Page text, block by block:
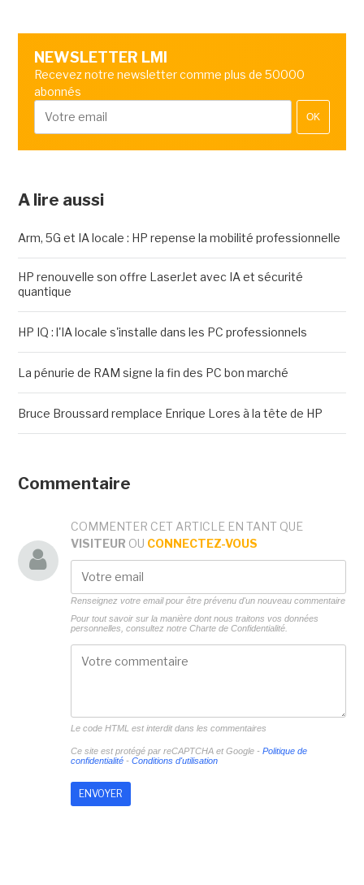
NEWSLETTER LMI
Recevez notre newsletter comme plus de 50000
abonnés
OK
A lire aussi
Arm, 5G et IA locale : HP repense la mobilité professionnelle
HP renouvelle son offre LaserJet avec IA et sécurité
quantique
HP IQ : l'IA locale s'installe dans les PC professionnels
La pénurie de RAM signe la fin des PC bon marché
Bruce Broussard remplace Enrique Lores à la tête de HP
Commentaire
COMMENTER CET ARTICLE EN TANT QUE
VISITEUR OU CONNECTEZ-VOUS
Renseignez votre email pour être prévenu d'un nouveau commentaire
Pour tout savoir sur la manière dont nous traitons vos données
personnelles, consultez notre Charte de Confidentialité.
Le code HTML est interdit dans les commentaires
Ce site est protégé par reCAPTCHA et Google - Politique de
confidentialité- Conditions d'utilisation